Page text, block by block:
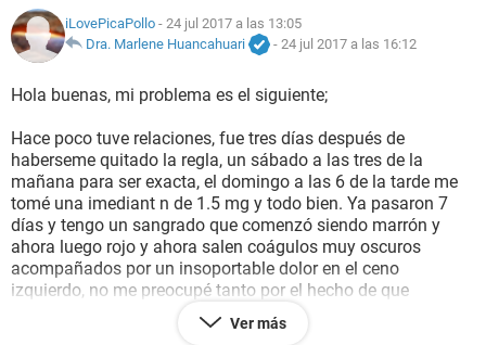
NUTRICIÓN
BIENESTAR
SEXUALIDAD
GLOSARIO
iLovePicaPollo - 24 jul 2017 a las 13:05
Dra. Marlene Huancahuari
- 24 jul 2017 a las 16:12
Hola buenas, mi problema es el siguiente;
Hace poco tuve relaciones, fue tres días después de
haberseme quitado la regla, un sábado a las tres de la
mañana para ser exacta, el domingo a las 6 de la tarde me
tomé una imediant n de 1.5 mg y todo bien. Ya pasaron 7
días y tengo un sangrado que comenzó siendo marrón y
ahora luego rojo y ahora salen coágulos muy oscuros
acompañados por un insoportable dolor en el ceno
izquierdo, no me preocupé tanto por el hecho de que
sangrara marrón ya que tengo
quistes ováricos
preocupa que el periodo me bajara dos veces en un mes.
Ver más